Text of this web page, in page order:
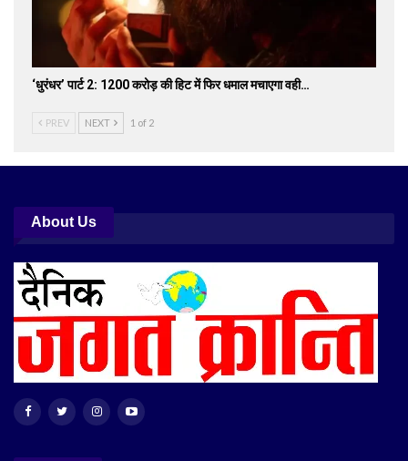
‘धुरंधर’ पार्ट 2: 1200 करोड़ की हिट में फिर धमाल मचाएगा वही…
PREV NEXT 1 of 2
About Us